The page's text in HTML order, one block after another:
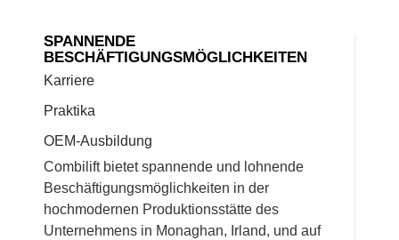
SPANNENDE
BESCHÄFTIGUNGSMÖGLICHKEITEN
Karriere
Praktika
OEM-Ausbildung
Combilift bietet spannende und lohnende
Beschäftigungsmöglichkeiten in der
hochmodernen Produktionsstätte des
Unternehmens in Monaghan, Irland, und auf